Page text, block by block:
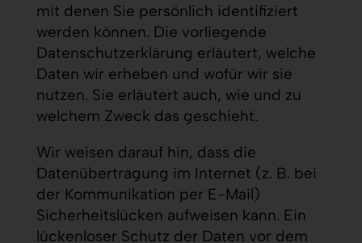
mit denen Sie persönlich identifiziert
werden können. Die vorliegende
Datenschutzerklärung erläutert, welche
Daten wir erheben und wofür wir sie
nutzen. Sie erläutert auch, wie und zu
welchem Zweck das geschieht.
Wir weisen darauf hin, dass die
Datenübertragung im Internet (z. B. bei
der Kommunikation per E-Mail)
Sicherheitslücken aufweisen kann. Ein
lückenloser Schutz der Daten vor dem